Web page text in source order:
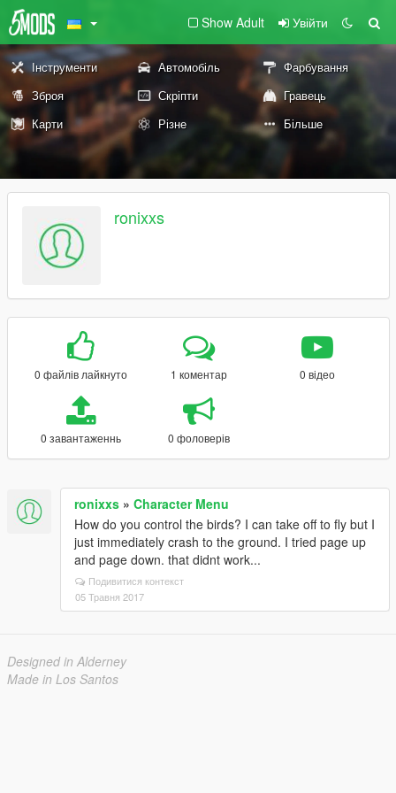
Show Adult Увійти
Інструменти Автомобіль
Фарбування
Зброя
Скріпти
Гравець
Карти
Різне Більше
ronixxs
0 файлів лайкнуто 1 коментар 0 відео
0 завантаженнь 0 фоловерів
ronixxs » Character Menu
How do you control the birds? I can take off to fly but I
just immediately crash to the ground. I tried page up
and page down. that didnt work...
Подивитися контекст
05 Травня 2017
Designed in Alderney
Made in Los Santos